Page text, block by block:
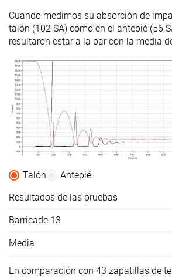
Cuando medimos su absorción de
talón (102 SA) como en el antepié (56
resultaron estar a la par con la media
Talón
Antepié
Resultados de las pruebas
Barricade 13
Media
En comparación con 43 zapatillas de